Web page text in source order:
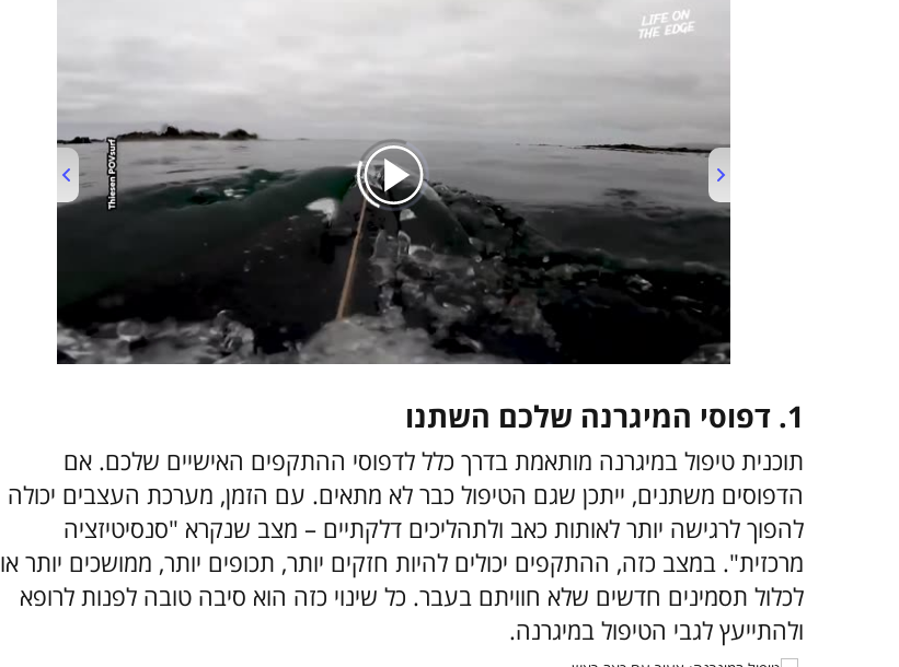
00:00/03:55
1. דפוסי המיגרנה שלכם השתנו
תוכנית טיפול במיגרנה מותאמת בדרך כלל לדפוסי ההתקפים האישיים שלכם. אם
הדפוסים משתנים, ייתכן שגם הטיפול כבר לא מתאים. עם הזמן, מערכת העצבים יכולה
להפוך לרגישה יותר לאותות כאב ולתהליכים דלקתיים – מצב שנקרא "סנסיטיזציה
מרכזית". במצב כזה, ההתקפים יכולים להיות חזקים יותר, תכופים יותר, ממושכים יותר או
לכלול תסמינים חדשים שלא חוויתם בעבר. כל שינוי כזה הוא סיבה טובה לפנות לרופא
ולהתייעץ לגבי הטיפול במיגרנה.